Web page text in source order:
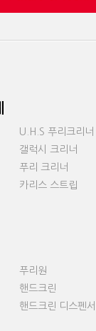
U.H.S 푸리크리너
갤럭시 크리너
푸리 크리너
카리스 스트립
푸리원
핸드크린
핸드크린 디스펜서